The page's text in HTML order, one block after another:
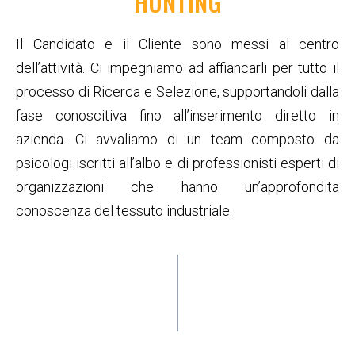
Il Candidato e il Cliente sono messi al centro
dell’attività. Ci impegniamo ad affiancarli per tutto il
processo di Ricerca e Selezione, supportandoli dalla
fase conoscitiva fino all’inserimento diretto in
azienda. Ci avvaliamo di un team composto da
psicologi iscritti all’albo e di professionisti esperti di
organizzazioni che hanno un’approfondita
conoscenza del tessuto industriale.